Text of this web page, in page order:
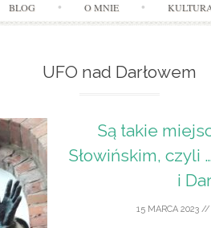
BLOG O MNIE
UFO nad Darłowem
Są takie
Słowińskim, czyli
i
15 MARCA 2023